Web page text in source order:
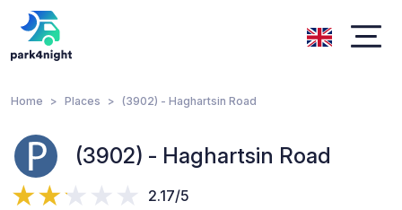
Home Places (3902) - Haghartsin Road
(3902) - Haghartsin Road
2.17/5